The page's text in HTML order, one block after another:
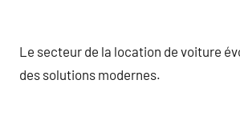
Le secteur de la location de voiture
des solutions modernes.